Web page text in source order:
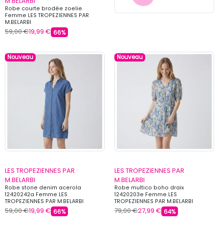
Robe courte brodée zoelie
Femme LES TROPEZIENNES PAR
M.BELARBI
59,00 €19,99 € 66%
Nouveau
LES TROPEZIENNES PAR
M.BELARBI
Robe stone denim acerola
12420242a Femme LES
TROPEZIENNES PAR M.BELARBI
59,00 €19,99 € 66%
Nouveau
LES TROPEZIENNES PAR
M.BELARBI
Robe multico boho draix
12420203e Femme LES
TROPEZIENNES PAR M.BELARBI
79,00 €27,99 € 64%